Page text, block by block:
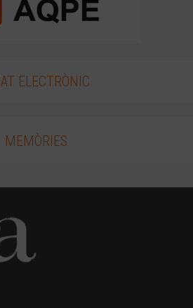
ELECTRÒNIC
MEMÒRIES